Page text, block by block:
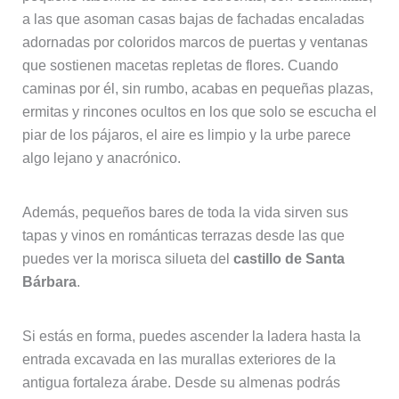
a las que asoman casas bajas de fachadas encaladas
adornadas por coloridos marcos de puertas y ventanas
que sostienen macetas repletas de flores. Cuando
caminas por él, sin rumbo, acabas en pequeñas plazas,
ermitas y rincones ocultos en los que solo se escucha el
piar de los pájaros, el aire es limpio y la urbe parece
algo lejano y anacrónico.
Además, pequeños bares de toda la vida sirven sus
tapas y vinos en románticas terrazas desde las que
puedes ver la morisca silueta del castillo de Santa
Bárbara.
Si estás en forma, puedes ascender la ladera hasta la
entrada excavada en las murallas exteriores de la
antigua fortaleza árabe. Desde su almenas podrás